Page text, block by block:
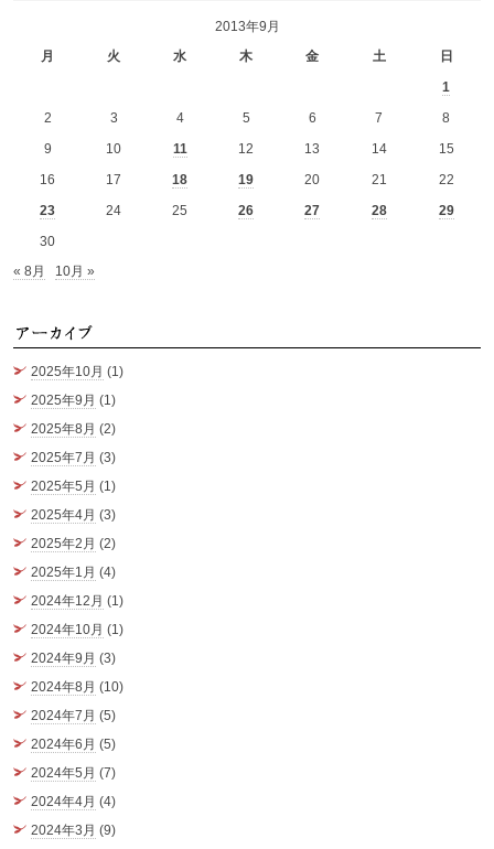
2013年9月
月
火 水 木 金 土
日
1
2
3 4 5 6 7
8
9
10 11 12 13 14
15
16
17 18 19 20 21
22
23
24 25 26 27 28
29
30
« 8月
10月 »
2025年10月 (1)
2025年9月 (1)
2025年8月 (2)
2025年7月 (3)
2025年5月 (1)
2025年4月 (3)
2025年2月 (2)
2025年1月 (4)
2024年12月 (1)
2024年10月 (1)
2024年9月 (3)
2024年8月 (10)
2024年7月 (5)
2024年6月 (5)
2024年5月 (7)
2024年4月 (4)
2024年3月 (9)